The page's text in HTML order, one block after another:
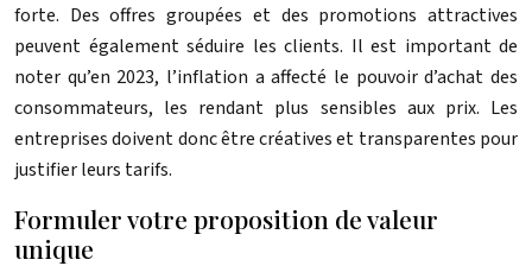
forte. Des offres groupées et des promotions attractives
peuvent également séduire les clients. Il est important de
noter qu’en 2023, l’inflation a affecté le pouvoir d’achat des
consommateurs, les rendant plus sensibles aux prix. Les
entreprises doivent donc être créatives et transparentes pour
justifier leurs tarifs.
Formuler votre proposition de valeur
unique